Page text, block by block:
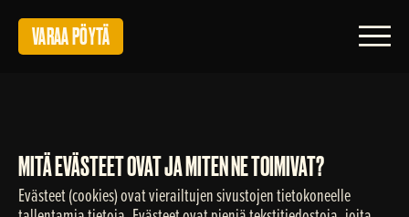
VARAA PÖYTÄ
MITÄ EVÄSTEET OVAT JA MITEN NE TOIMIVAT?
Evästeet (cookies) ovat vierailtujen sivustojen tietokoneelle